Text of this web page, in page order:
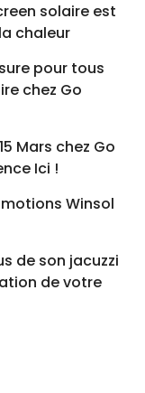
solaire est
chaleur
pour tous
chez Go
Mars chez Go
Ici !
Winsol
de son jacuzzi
de votre